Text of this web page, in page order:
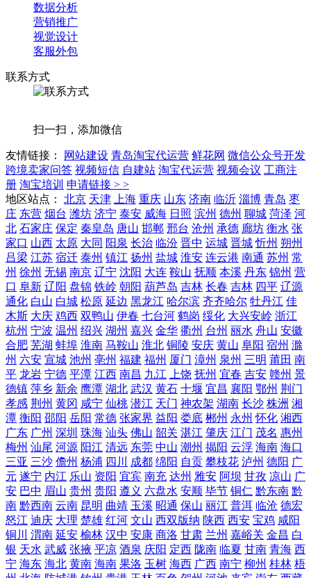
数据分析
营销推广
视觉设计
客服外包
联系方式
扫一扫，添加微信
友情链接： 网站建设 青岛淘宝代运营 鲜花网 微信公众号开发
跨境卖家问答 视频短信 自建站 淘宝代运营 视频会议 工商注
册 淘宝培训 申请链接 > >
地区站点：
北京 天津 上海 重庆 山东 济南 临沂 淄博 青岛 枣
庄 东营 烟台 潍坊 济宁 泰安 威海 日照 滨州 德州 聊城 菏泽 河
北 石家庄 保定 秦皇岛 唐山 邯郸 邢台 沧州 承德 廊坊 衡水 张
家口 山西 太原 大同 阳泉 长治 临汾 晋中 运城 晋城 忻州 朔州
吕梁 江苏 宿迁 泰州 镇江 扬州 盐城 淮安 连云港 南通 苏州 常
州 徐州 无锡 南京 辽宁 沈阳 大连 鞍山 抚顺 本溪 丹东 锦州 营
口 阜新 辽阳 盘锦 铁岭 朝阳 葫芦岛 吉林 长春 吉林 四平 辽源
通化 白山 白城 松原 延边 黑龙江 哈尔滨 齐齐哈尔 牡丹江 佳
木斯 大庆 鸡西 双鸭山 伊春 七台河 鹤岗 绥化 大兴安岭 浙江
杭州 宁波 温州 绍兴 湖州 嘉兴 金华 衢州 台州 丽水 舟山 安徽
合肥 芜湖 蚌埠 淮南 马鞍山 淮北 铜陵 安庆 黄山 阜阳 宿州 滁
州 六安 宣城 池州 亳州 福建 福州 厦门 漳州 泉州 三明 莆田 南
平 龙岩 宁德 平潭 江西 南昌 九江 上饶 抚州 宜春 吉安 赣州 景
德镇 萍乡 新余 鹰潭 湖北 武汉 黄石 十堰 宜昌 襄阳 鄂州 荆门
孝感 荆州 黄冈 咸宁 仙桃 潜江 天门 神农架 湖南 长沙 株洲 湘
潭 衡阳 邵阳 岳阳 常德 张家界 益阳 娄底 郴州 永州 怀化 湘西
广东 广州 深圳 珠海 汕头 佛山 韶关 湛江 肇庆 江门 茂名 惠州
梅州 汕尾 河源 阳江 清远 东莞 中山 潮州 揭阳 云浮 海南 海口
三亚 三沙 儋州 杨浦 四川 成都 绵阳 自贡 攀枝花 泸州 德阳 广
元 遂宁 内江 乐山 资阳 宜宾 南充 达州 雅安 阿坝 甘孜 凉山 广
安 巴中 眉山 贵州 贵阳 遵义 六盘水 安顺 毕节 铜仁 黔东南 黔
南 黔西南 云南 昆明 曲靖 玉溪 昭通 保山 丽江 普洱 临沧 德宏
怒江 迪庆 大理 楚雄 红河 文山 西双版纳 陕西 西安 宝鸡 咸阳
铜川
渭南 延安 榆林 汉中 安康 商洛 甘肃 兰州 嘉峪关 金昌 白
银 天水 武威 张掖 平凉 酒泉 庆阳 定西 陇南 临夏 甘南 青海 西
宁 海东 海北 黄南 海南 果洛 玉树 海西 广西 南宁 柳州 桂林 梧